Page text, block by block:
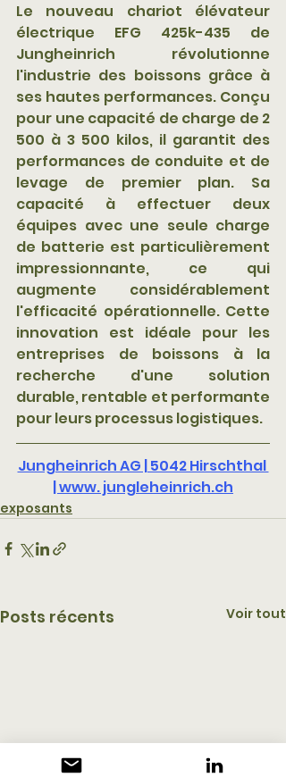
Le nouveau chariot élévateur
électrique EFG 425k-435 de
Jungheinrich révolutionne
l'industrie des boissons grâce à
ses hautes performances. Conçu
pour une capacité de charge de 2
500 à 3 500 kilos, il garantit des
performances de conduite et de
levage de premier plan. Sa
capacité à effectuer deux
équipes avec une seule charge
de batterie est particulièrement
impressionnante, ce qui
augmente considérablement
l'efficacité opérationnelle. Cette
innovation est idéale pour les
entreprises de boissons à la
recherche d'une solution
durable, rentable et performante
pour leurs processus logistiques.
Jungheinrich AG | 5042 Hirschthal
| www. jungleheinrich.ch
exposants
Posts récents Voir tout